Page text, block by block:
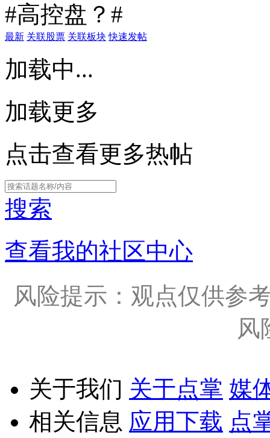
#高控盘？#
最新 关联股票 关联板块 快速发帖
加载中...
加载更多
点击查看更多热帖
搜索
查看我的社区中心
风险提示：观点仅供参
风
关于我们 关于点掌 媒
相关信息 应用下载 点